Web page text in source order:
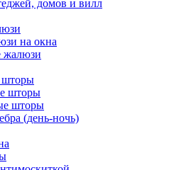
домов и вилл
на окна
шторы
шторы
шторы
(день-ночь)